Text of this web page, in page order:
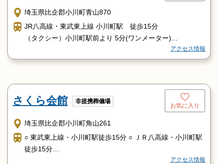
埼玉県比企郡小川町青山870
JR八高線・東武東上線 小川町駅 徒歩15分
（タクシー）小川町駅前より 5分(ワンメーター)
◆ バス と06[ときがわ町路線バス] 住宅前停留所下車 徒歩
5分
アクセス情報
さくら会館 非提携葬儀場
お気に入り
埼玉県比企郡小川町角山261
○ 東武東上線・小川町駅徒歩15分 ○ ＪＲ八高線・小川町駅
徒歩15分
アクセス情報